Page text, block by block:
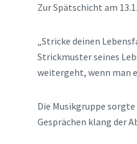
Zur Spätschicht am
„Stricke deinen
Strickmuster seines
weitergeht, wenn man
Die Musikgruppe
Gesprächen klang der